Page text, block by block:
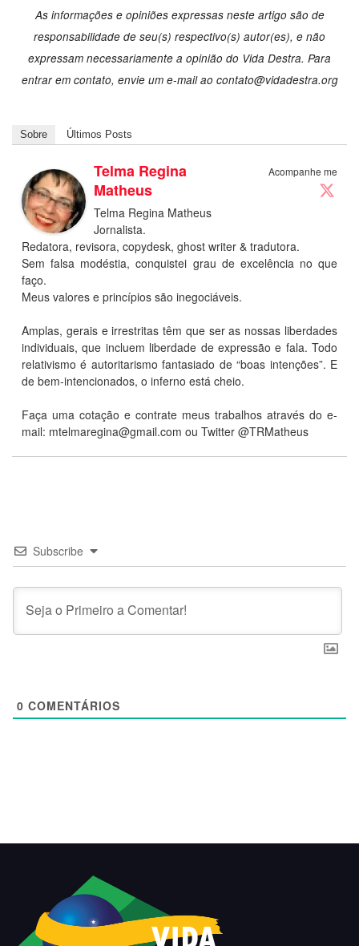
As informações e opiniões expressas neste artigo são de
responsabilidade de seu(s) respectivo(s) autor(es), e não
expressam necessariamente a opinião do Vida Destra. Para
entrar em contato, envie um e-mail ao contato@vidadestra.org
Sobre Últimos Posts
Acompanhe me
Telma Regina
Matheus
Telma Regina Matheus
Jornalista.
Redatora, revisora, copydesk, ghost writer & tradutora.
Sem falsa modéstia, conquistei grau de excelência no que
faço.
Meus valores e princípios são inegociáveis.
Amplas, gerais e irrestritas têm que ser as nossas liberdades
individuais, que incluem liberdade de expressão e fala. Todo
relativismo é autoritarismo fantasiado de “boas intenções”. E
de bem-intencionados, o inferno está cheio.
Faça uma cotação e contrate meus trabalhos através do e-
mail: mtelmaregina@gmail.com ou Twitter @TRMatheus
Subscribe
0 COMENTÁRIOS